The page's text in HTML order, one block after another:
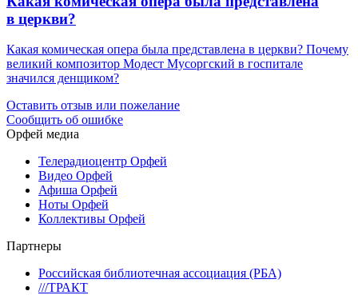
в церкви?
Какая комическая опера была представлена в церкви? Почему
великий композитор Модест Мусоргский в госпитале
значился денщиком?
Оставить отзыв или пожелание
Сообщить об ошибке
Орфей медиа
Телерадиоцентр Орфей
Видео Орфей
Афиша Орфей
Ноты Орфей
Коллективы Орфей
Партнеры
Российская библиотечная ассоциация (РБА)
///ТРАКТ